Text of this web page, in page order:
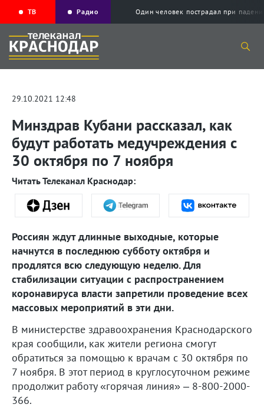
ТВ Радио Один человек пострадал при
29.10.2021 12:48
Минздрав Кубани рассказал, как
будут работать медучреждения с
30 октября по 7 ноября
Читать Телеканал Краснодар:
Россиян ждут длинные выходные, которые
начнутся в последнюю субботу октября и
продлятся всю следующую неделю. Для
стабилизации ситуации с распространением
коронавируса власти запретили проведение всех
массовых мероприятий в эти дни.
В министерстве здравоохранения Краснодарского
края сообщили, как жители региона смогут
обратиться за помощью к врачам с 30 октября по
7 ноября. В этот период в круглосуточном режиме
продолжит работу «горячая линия» – 8-800-2000-
366.